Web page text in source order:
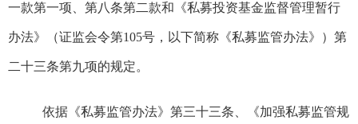
一款第一项、第八条第二款和《私募投资基金监督管理暂行
办法》（证监会令第105号，以下简称《私募监管办法》）第
二十三条第九项的规定。
依据《私募监管办法》第三十三条、《加强私募监管规